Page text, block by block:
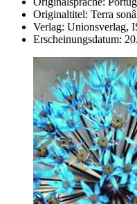
Originaltitel: Terra
Verlag: Unionsverlag,
Erscheinungsdatum: